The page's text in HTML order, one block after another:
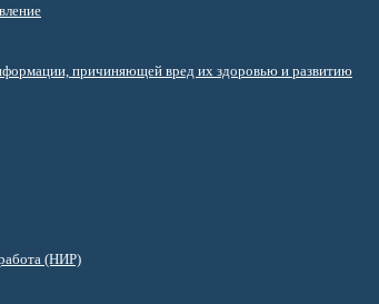
причиняющей вред их здоровью и развитию
(НИР)